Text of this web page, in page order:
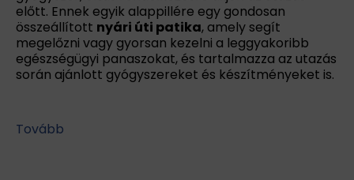
előtt. Ennek egyik alappillére egy gondosan
összeállított nyári úti patika, amely segít
megelőzni vagy gyorsan kezelni a leggyakoribb
egészségügyi panaszokat, és tartalmazza az utazás
során ajánlott gyógyszereket és készítményeket is.
Tovább